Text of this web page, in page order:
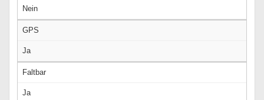
Nein
GPS
Ja
Faltbar
Ja